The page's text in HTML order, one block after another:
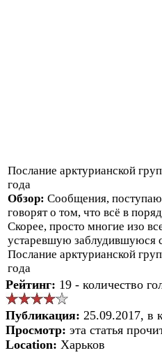
Послание арктурианской
года
Обзор: Сообщения,
говорят о том, что всё в
Скорее, просто многие изо
устаревшую заблудившуюся
Послание арктурианской
года
Рейтинг: 19 - количество
Публикация: 25.09.2017, в
Просмотр: эта статья
Location: Харьков